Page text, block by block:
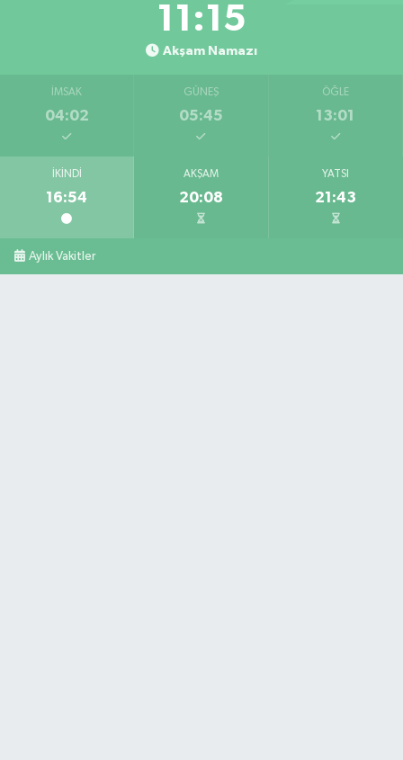
11:14
Akşam Namazı
İMSAK
04:02
GÜNEŞ
05:45
ÖĞLE
13:01
İKINDI
16:54
AKŞAM
20:08
YATSI
21:43
Aylık Vakitler